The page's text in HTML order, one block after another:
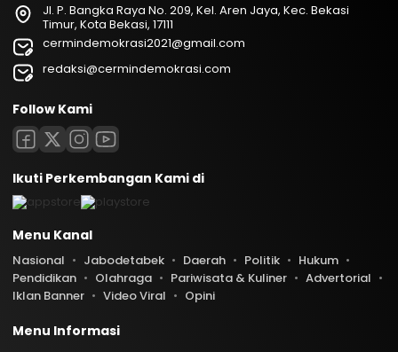
Jl. P. Bangka Raya No. 209, Kel. Aren Jaya, Kec. Bekasi
Timur, Kota Bekasi, 17111
cermindemokrasi2021@gmail.com
redaksi@cermindemokrasi.com
Follow Kami
Ikuti Perkembangan Kami di
Menu Kanal
Nasional Jabodetabek Daerah Politik
Hukum
Pendidikan
Olahraga Pariwisata & Kuliner
Advertorial
Iklan Banner
Video Viral Opini
Menu Informasi